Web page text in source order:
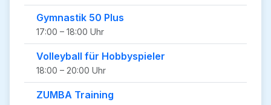
Gymnastik 50 Plus
17:00 – 18:00 Uhr
Volleyball für Hobbyspieler
18:00 – 20:00 Uhr
ZUMBA Training